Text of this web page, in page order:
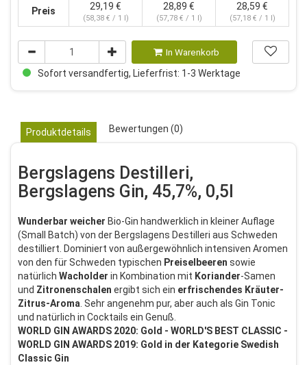
Preis 29,19 €
(58,38 € / 1 l)
28,89 €
(57,78 € / 1 l)
28,59 €
(57,18 € / 1 l)
In Warenkorb
Sofort versandfertig, Lieferfrist: 1-3 Werktage
Produktdetails Bewertungen (0)
Bergslagens Destilleri,
Bergslagens Gin, 45,7%, 0,5l
Wunderbar weicher Bio-Gin handwerklich in kleiner Auflage
(Small Batch) von der Bergslagens Destilleri aus Schweden
destilliert. Dominiert von außergewöhnlich intensiven Aromen
von den für Schweden typischen Preiselbeeren sowie
natürlich Wacholder in Kombination mit Koriander-Samen
und Zitronenschalen ergibt sich ein erfrischendes Kräuter-
Zitrus-Aroma . Sehr angenehm pur, aber auch als Gin Tonic
und natürlich in Cocktails ein Genuß.
WORLD GIN AWARDS 2020: Gold - WORLD'S BEST CLASSIC -
WORLD GIN AWARDS 2019: Gold in der Kategorie Swedish
Classic Gin